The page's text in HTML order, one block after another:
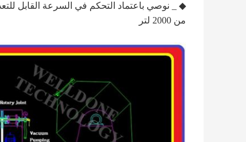
◆ _ نوصي باعتماد التحكم في السرعة القابل
من 2000 لتر